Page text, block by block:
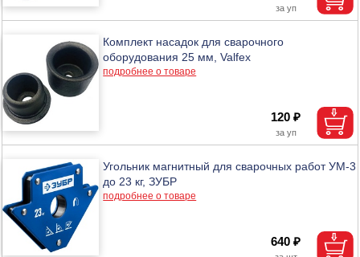
Комплект насадок для сварочного
оборудования 25 мм, Valfex
подробнее о товаре
120 ₽
Угольник магнитный для сварочных работ УМ-3
до 23 кг, ЗУБР
подробнее о товаре
640 ₽